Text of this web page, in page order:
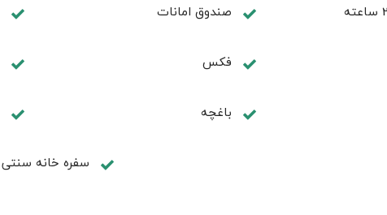
صندوق امانات
فكس
باغچه
سفره خانه سنتی